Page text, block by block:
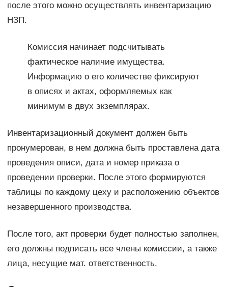
после этого можно осуществлять инвентаризацию
НЗП.
Комиссия начинает подсчитывать
фактическое наличие имущества.
Информацию о его количестве фиксируют
в описях и актах, оформляемых как
минимум в двух экземплярах.
Инвентаризационный документ должен быть
пронумерован, в нем должна быть проставлена дата
проведения описи, дата и номер приказа о
проведении проверки. После этого формируются
таблицы по каждому цеху и расположению объектов
незавершенного производства.
После того, акт проверки будет полностью заполнен,
его должны подписать все члены комиссии, а также
лица, несущие мат. ответственность.